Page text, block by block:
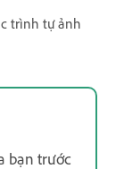
trình tự ảnh
bạn trước